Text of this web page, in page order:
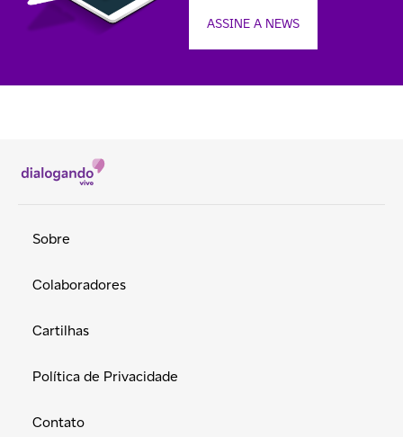
ASSINE A NEWS
Sobre
Colaboradores
Cartilhas
Política de Privacidade
Contato